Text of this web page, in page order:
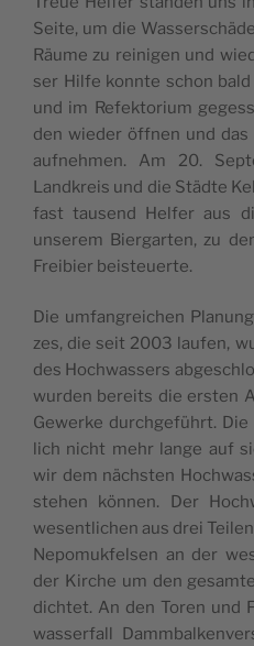
Sei­te, um die
Räu­me zu rei­ni­gen und
ser Hil­fe konn­te schon
und im Refek­to­ri­um
den wie­der öff­nen und
auf­neh­men. Am 20.
Land­kreis und die Städ­te
fast tau­send Hel­fer aus
unse­rem Bier­gar­ten, zu
Frei­bier beisteuerte.
Die umfang­rei­chen
zes, die seit 2003 lau­fen,
des Hoch­was­sers
wur­den bereits die ers­ten
Gewer­ke durch­ge­führt.
lich nicht mehr lan­ge auf
wir dem nächs­ten
ste­hen kön­nen. Der
wesent­li­chen aus drei
Nepo­muk­fel­sen an der
der Kir­che um den
dich­tet. An den Toren und
was­ser­fall